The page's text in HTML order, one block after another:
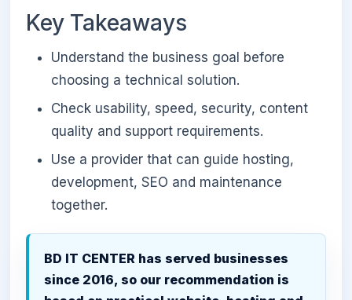
Key Takeaways
Understand the business goal before
choosing a technical solution.
Check usability, speed, security, content
quality and support requirements.
Use a provider that can guide hosting,
development, SEO and maintenance
together.
BD IT CENTER has served businesses
since 2016, so our recommendation is